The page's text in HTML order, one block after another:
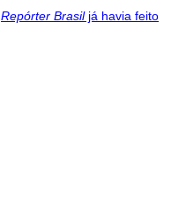
Repórter Brasiljá havia feito